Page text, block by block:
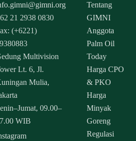
21 2938 0830
(+6221)
Multivision
Lt. 6, Jl.
Mulia,
09.00–
WIB
Tentang
GIMNI
Anggota
Palm Oil
Today
Harga CPO
& PKO
Harga
Minyak
Goreng
Regulasi